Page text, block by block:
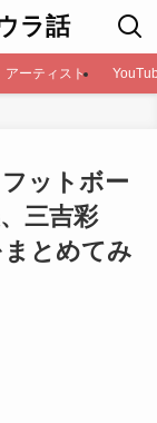
ラ話
アーティスト
フットボー
三吉彩
とめてみ